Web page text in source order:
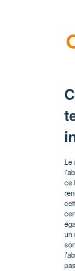
Le
ce
un